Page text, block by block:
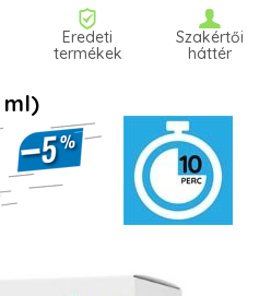
Eredeti
termékek
Szakértői
háttér